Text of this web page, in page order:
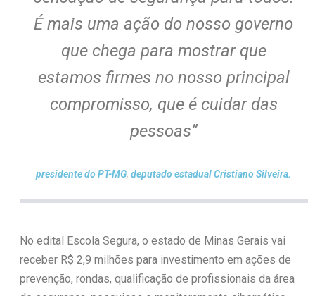
É mais uma ação do nosso governo
que chega para mostrar que
estamos firmes no nosso principal
compromisso, que é cuidar das
pessoas”
presidente do PT-MG,deputado estadual Cristiano Silveira.
No edital Escola Segura, o estado de Minas Gerais vai
receber R$ 2,9 milhões para investimento em ações de
prevenção, rondas, qualificação de profissionais da área